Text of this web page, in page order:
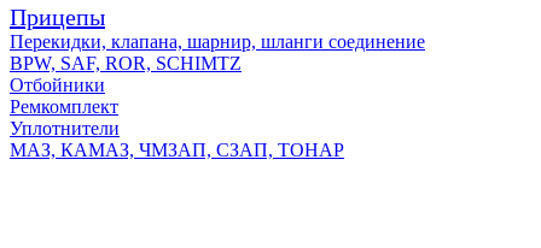
Прицепы
Перекидки, клапана, шарнир, шланги соединение
BPW, SAF, ROR, SCHIMTZ
Отбойники
Ремкомплект
Уплотнители
МАЗ, КАМАЗ, ЧМЗАП, СЗАП, ТОНАР